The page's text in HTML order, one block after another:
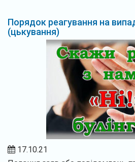
Порядок реагування на
(цькування)
17.10.21